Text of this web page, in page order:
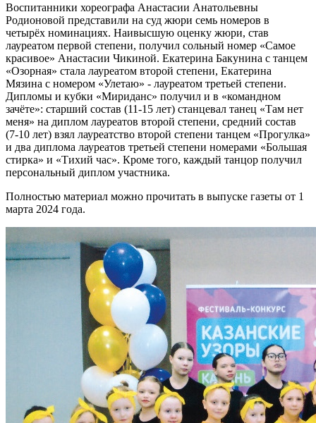
Воспитанники хореографа Анастасии Анатольевны
Родионовой представили на суд жюри семь номеров в
четырёх номинациях. Наивысшую оценку жюри, став
лауреатом первой степени, получил сольный номер «Самое
красивое» Анастасии Чикиной. Екатерина Бакунина с танцем
«Озорная» стала лауреатом второй степени, Екатерина
Мязина с номером «Улетаю» - лауреатом третьей степени.
Дипломы и кубки «Мириданс» получил и в «командном
зачёте»: старший состав (11-15 лет) станцевал танец «Там нет
меня» на диплом лауреатов второй степени, средний состав
(7-10 лет) взял лауреатство второй степени танцем «Прогулка»
и два диплома лауреатов третьей степени номерами «Большая
стирка» и «Тихий час». Кроме того, каждый танцор получил
персональный диплом участника.
Полностью материал можно прочитать в выпуске газеты от 1
марта 2024 года.